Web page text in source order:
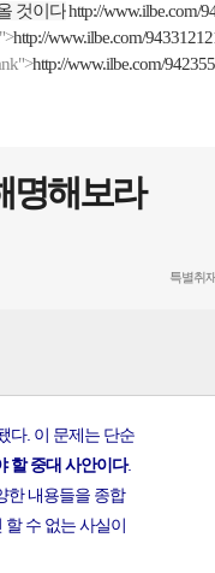
것이다http://www.ilbe.com/
http://www.ilbe.com/
http://www.ilbe.com/
명해보라
특별취
다. 이 문제는 단순
할 중대 사안이다.
한 내용들을 종합
수 없는 사실이